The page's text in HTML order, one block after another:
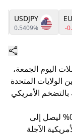
-
USDJPY
0.5409%
اليوم الجمعة،
الولايات المتحدة
الأمريكي
وصعد الذهب في المعاملات الفورية بنسبة 0.1% ليصل إلى
الآجلة